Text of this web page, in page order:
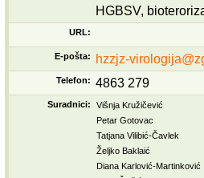
HGBSV,
URL:
E-pošta: hzzjz-
Telefon: 4863 279
Suradnici:
Višnja Kružičević
Petar Gotovac
Tatjana Vilibić-Čavlek
Željko Baklaić
Diana Karlović-